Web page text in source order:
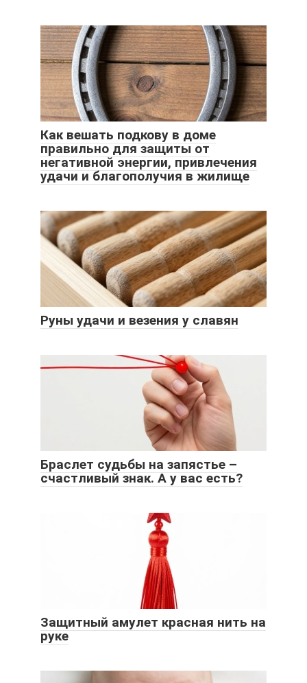
Как вешать подкову в доме
правильно для защиты от
негативной энергии, привлечения
удачи и благополучия в жилище
Руны удачи и везения у славян
Браслет судьбы на запястье –
счастливый знак. А у вас есть?
Защитный амулет красная нить на
руке